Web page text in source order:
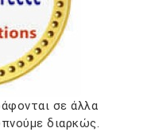
σε άλλα
διαρκώς.